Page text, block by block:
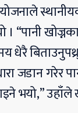
। “पानी
धेरै
जडान गरेर
भयो,” उहाँले